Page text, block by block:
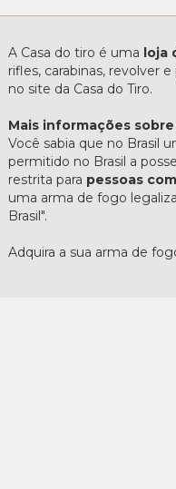
A Casa do tiro é uma loja
rifles, carabinas, revolver
no site da Casa do Tiro.
Mais informações
Você sabia que no Brasil
permitido no Brasil a
restrita para pessoas
uma arma de fogo
Brasil".
Adquira a sua arma de